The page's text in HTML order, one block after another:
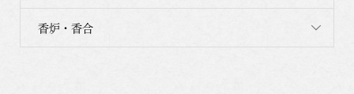
香炉・香合